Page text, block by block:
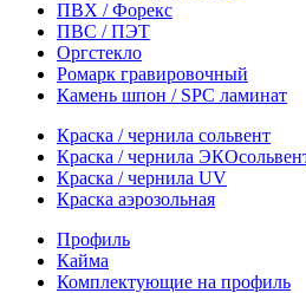
ПВХ / Форекс
ПВС / ПЭТ
Оргстекло
Ромарк гравировочный
Камень шпон / SPC ламинат
Краска / чернила сольвент
Краска / чернила
Краска / чернила UV
Краска аэрозольная
Профиль
Кайма
Комплектующие на профиль